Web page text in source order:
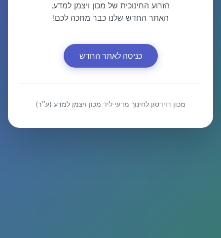
הזרוע החינוכית של מכון ויצמן למדע.
האתר החדש שלנו כבר מחכה לכם!
כניסה לאתר החדש
מכון דוידסון לחינוך מדעי ליד מכון ויצמן למדע (ע״ר)